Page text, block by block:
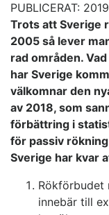
PUBLICERAT:
Trots att Sverige
2005 så lever
rad områden.
har Sverige
välkomnar den
av 2018, som
förbättring i
för passiv
Sverige har kvar
Rökförbudet
innebär till